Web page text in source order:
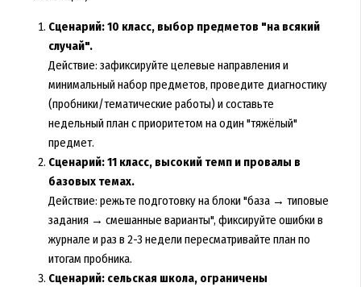
Сценарий: 10 класс, выбор предметов "на всякий
случай".
Действие: зафиксируйте целевые направления и
минимальный набор предметов, проведите диагностику
(пробники/тематические работы) и составьте
недельный план с приоритетом на один "тяжёлый"
предмет.
Сценарий: 11 класс, высокий темп и провалы в
базовых темах.
Действие: режьте подготовку на блоки "база → типовые
задания → смешанные варианты", фиксируйте ошибки в
журнале и раз в 2-3 недели пересматривайте план по
итогам пробника.
Сценарий: сельская школа, ограничены